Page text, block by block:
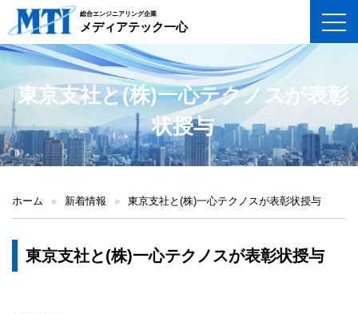
総合エンジニアリング企業
メディアテック一心
東京支社と(株)一心テクノスが表彰
状授与
ホーム » 新着情報 » 東京支社と(株)一心テクノスが表彰状授与
東京支社と(株)一心テクノスが表彰状授与